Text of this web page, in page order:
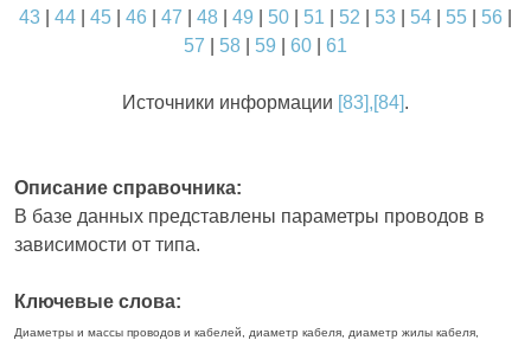
43 44 45 46 47 48 49 50 51 52 53 54 55 56
57
58 59 60 61
Источники информации [83],[84].
Описание справочника:
В базе данных представлены параметры проводов в
зависимости от типа.
Ключевые слова:
Диаметры и массы проводов и кабелей, диаметр кабеля, диаметр жилы кабеля,